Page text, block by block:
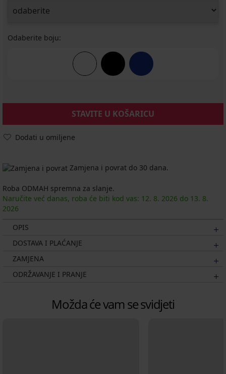
Odaberite boju:
STAVITE U KOŠARICU
Dodati u omiljene
Zamjena i povrat do 30 dana.
Roba ODMAH spremna za slanje.
Naručite već danas, roba će biti kod vas: 12. 8. 2026 do 13. 8.
2026
OPIS
DOSTAVA I PLAĆANJE
ZAMJENA
ODRŽAVANJE I PRANJE
Možda će vam se svidjeti